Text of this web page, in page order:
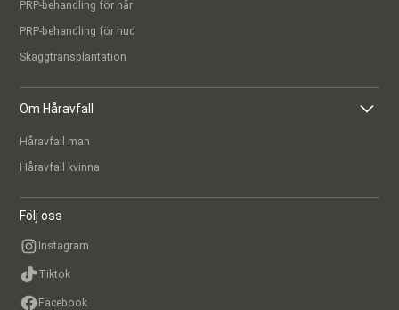
PRP-behandling för hår
PRP-behandling för hud
Skäggtransplantation
Om Håravfall
Håravfall man
Håravfall kvinna
Följ oss
Instagram
Tiktok
Facebook